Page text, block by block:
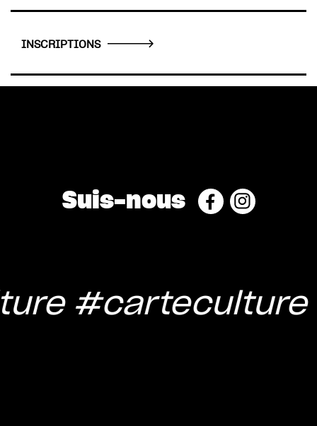
INSCRIPTIONS
Suis-nous
#carteculture